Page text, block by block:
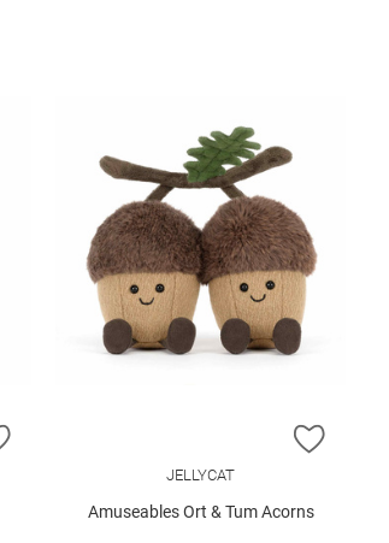
ZUR
JELLYCAT
Amuseables Ort & Tum Acorns